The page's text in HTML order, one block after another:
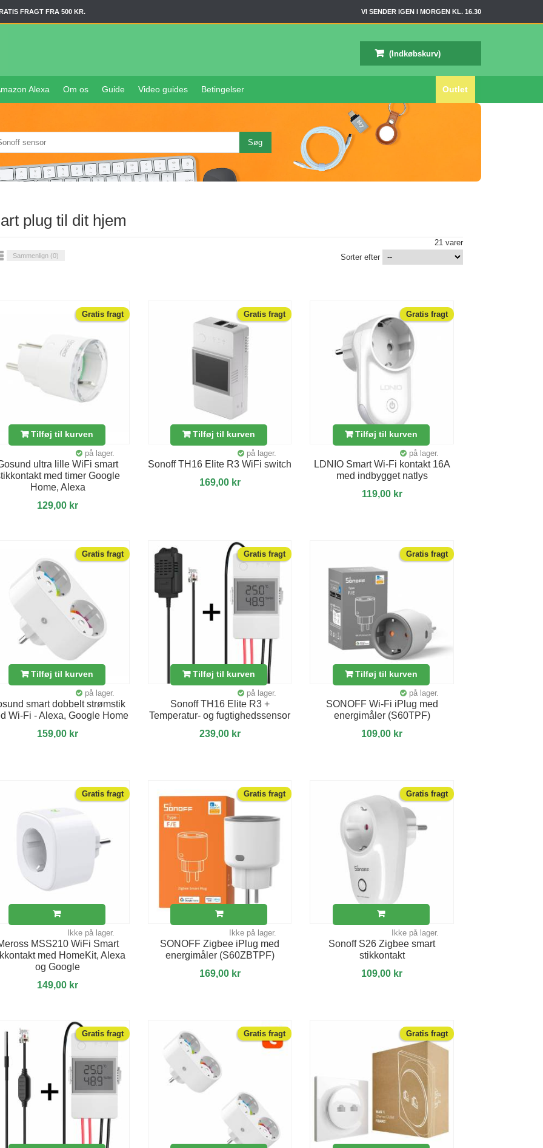
FRAGT FRA 500 KR. VI SENDER IGEN I MORGEN KL. 16.30
Alexa Om os Guide Video guides Betingelser Outlet
(Indkøbskurv)
plug til dit hjem
21 varer
Sammenlign (0) Sorter efter
Gratis fragt
Tilføj til kurven
på lager.
ultra lille WiFi smart
med timer Google
Home, Alexa
129,00 kr
Gratis fragt
Tilføj til kurven
på lager.
Sonoff TH16 Elite R3 WiFi switch
169,00 kr
Gratis fragt
Tilføj til kurven
på lager.
LDNIO Smart Wi-Fi kontakt 16A
med indbygget natlys
119,00 kr
Gratis fragt
Tilføj til kurven
på lager.
smart dobbelt strømstik
Wi-Fi - Alexa, Google Home
159,00 kr
Gratis fragt
Tilføj til kurven
på lager.
Sonoff TH16 Elite R3 +
Temperatur- og fugtighedssensor
239,00 kr
Gratis fragt
Tilføj til kurven
på lager.
SONOFF Wi-Fi iPlug med
energimåler (S60TPF)
109,00 kr
Gratis fragt
Ikke på lager.
MSS210 WiFi Smart
med HomeKit, Alexa
og Google
149,00 kr
Gratis fragt
Ikke på lager.
SONOFF Zigbee iPlug med
energimåler (S60ZBTPF)
169,00 kr
Gratis fragt
Ikke på lager.
Sonoff S26 Zigbee smart
stikkontakt
109,00 kr
Gratis fragt Gratis fragt Gratis fragt